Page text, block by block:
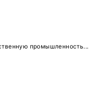
промышленность...